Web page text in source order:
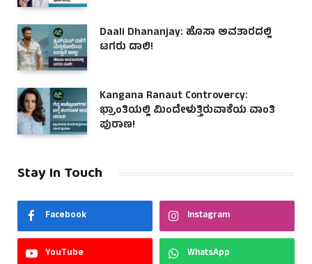
Daali Dhananjay: ಹೊಸಾ ಅವತಾರದಲ್ಲಿ
ಟಗರು ಡಾಲಿ!
Kangana Ranaut Controvercy:
ಭ್ರಾಂತಿಯಲ್ಲಿ ಮಿಂದೇಳುತ್ತಿರುವಾಕೆಯ ವಾಂತಿ
ಪುರಾಣ!
Stay In Touch
Facebook Instagram
YouTube WhatsApp